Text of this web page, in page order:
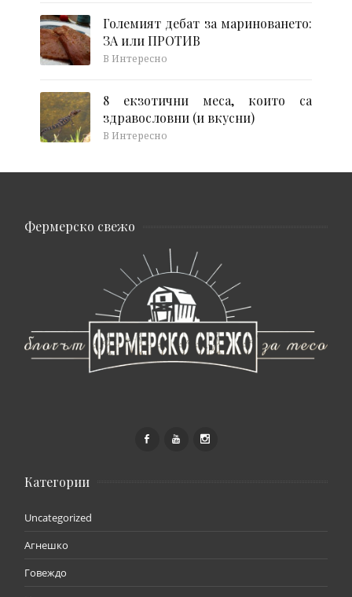
Големият дебат за мариноването:
ЗА или ПРОТИВ
В Интересно
8 екзотични меса, които са
здравословни (и вкусни)
В Интересно
Фермерско свежо
Категории
Uncategorized
Агнешко
Говеждо